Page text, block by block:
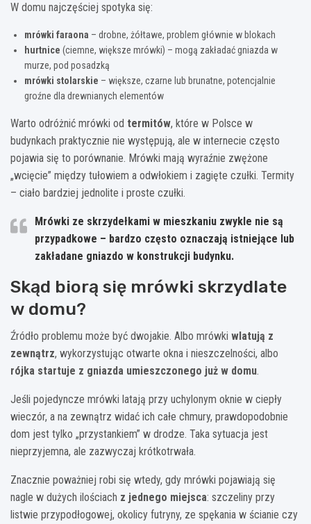
W domu najczęściej spotyka się:
mrówki faraona – drobne, żółtawe, problem głównie w blokach
hurtnice (ciemne, większe mrówki) – mogą zakładać gniazda w
murze, pod posadzką
mrówki stolarskie – większe, czarne lub brunatne, potencjalnie
groźne dla drewnianych elementów
Warto odróżnić mrówki od termitów, które w Polsce w
budynkach praktycznie nie występują, ale w internecie często
pojawia się to porównanie. Mrówki mają wyraźnie zwężone
„wcięcie” między tułowiem a odwłokiem i zagięte czułki. Termity
– ciało bardziej jednolite i proste czułki.
Mrówki ze skrzydełkami w mieszkaniu zwykle nie są
przypadkowe – bardzo często oznaczają istniejące lub
zakładane gniazdo w konstrukcji budynku.
Skąd biorą się mrówki skrzydlate
w domu?
Źródło problemu może być dwojakie. Albo mrówki wlatują z
zewnątrz, wykorzystując otwarte okna i nieszczelności, albo
rójka startuje z gniazda umieszczonego już w domu.
Jeśli pojedyncze mrówki latają przy uchylonym oknie w ciepły
wieczór, a na zewnątrz widać ich całe chmury, prawdopodobnie
dom jest tylko „przystankiem” w drodze. Taka sytuacja jest
nieprzyjemna, ale zazwyczaj krótkotrwała.
Znacznie poważniej robi się wtedy, gdy mrówki pojawiają się
nagle w dużych ilościach z jednego miejsca: szczeliny przy
listwie przypodłogowej, okolicy futryny, ze spękania w ścianie czy